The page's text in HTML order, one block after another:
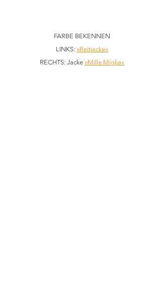
FARBE BEKENNEN
LINKS: »Reitjacke«
RECHTS: Jacke »Mille Miglia«